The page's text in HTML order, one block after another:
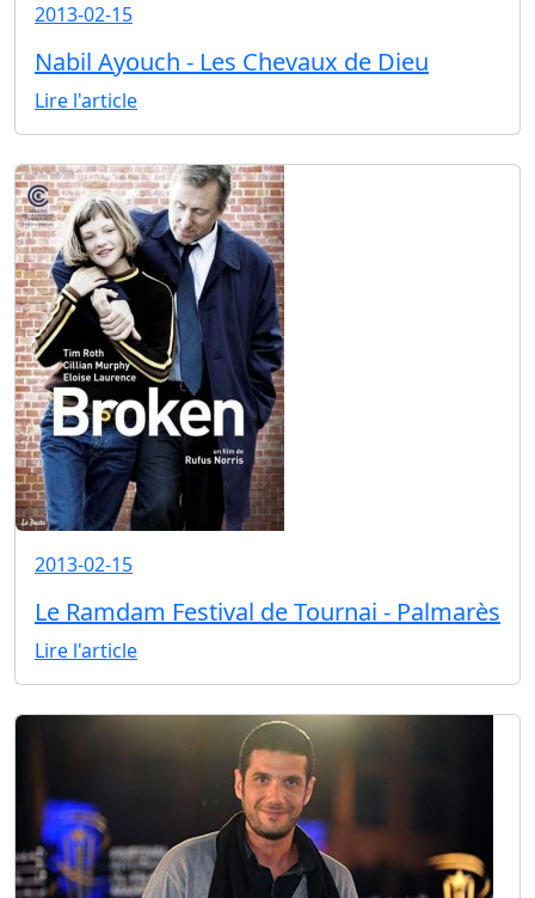
2013-02-15
Nabil Ayouch - Les Chevaux de Dieu
Lire l'article
2013-02-15
Le Ramdam Festival de Tournai - Palmarès
Lire l'article